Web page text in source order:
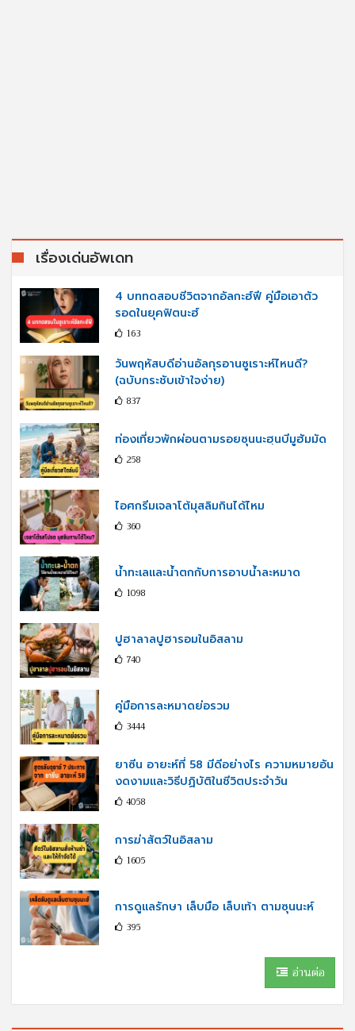
เรื่องเด่นอัพเดท
4 บททดสอบชีวิตจากอัลกะฮ์ฟี คู่มือเอาตัว
รอดในยุคฟิตนะฮ์
163
วันพฤหัสบดีอ่านอัลกุรอานซูเราะห์ไหนดี?
(ฉบับกระชับเข้าใจง่าย)
837
ท่องเที่ยวพักผ่อนตามรอยซุนนะฮฺนบีมูฮัมมัด
258
ไอศกรีมเจลาโต้มุสลิมกินได้ไหม
360
น้ำทะเลและน้ำตกกับการอาบน้ำละหมาด
1098
ปูฮาลาลปูฮารอมในอิสลาม
740
คู่มือการละหมาดย่อรวม
3444
ยาซีน อายะห์ที่ 58 มีดีอย่างไร ความหมายอัน
งดงามและวิธีปฏิบัติในชีวิตประจำวัน
4058
การฆ่าสัตว์ในอิสลาม
1605
การดูแลรักษา เล็บมือ เล็บเท้า ตามซุนนะห์
395
อ่านต่อ